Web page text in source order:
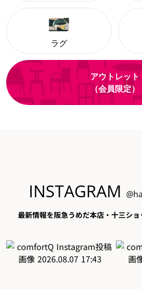
ラグ
アウトレット
（会員限定）
INSTAGRAM
最新情報を阪急うめだ本店・十三シ